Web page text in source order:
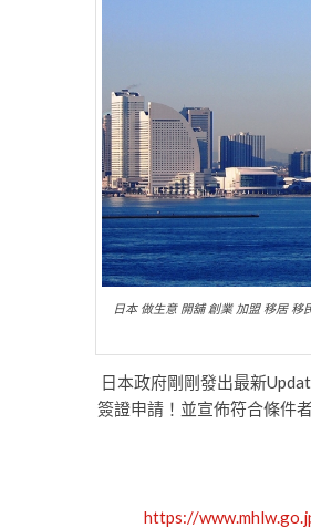
日本 做生意 開舖 創業 加盟 移居
日本政府剛剛發出最新
簽證申請！並宣佈符合條件
https://